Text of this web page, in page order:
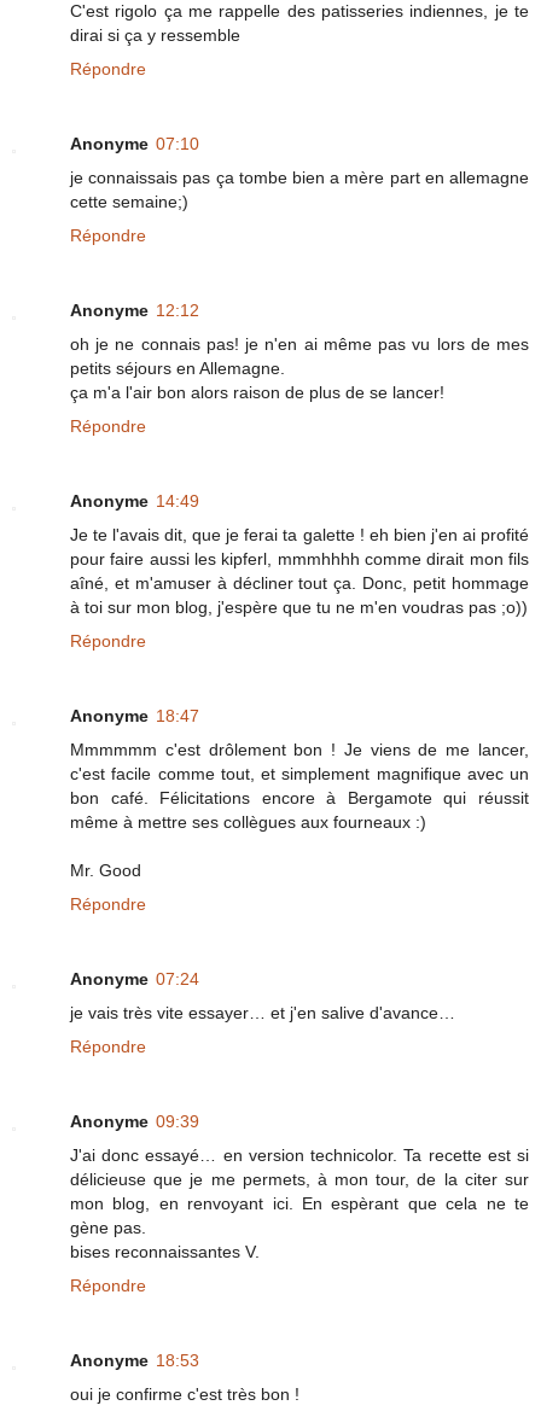
C'est rigolo ça me rappelle des patisseries indiennes, je te
dirai si ça y ressemble
Répondre
Anonyme 07:10
je connaissais pas ça tombe bien a mère part en allemagne
cette semaine;)
Répondre
Anonyme 12:12
oh je ne connais pas! je n'en ai même pas vu lors de mes
petits séjours en Allemagne.
ça m'a l'air bon alors raison de plus de se lancer!
Répondre
Anonyme 14:49
Je te l'avais dit, que je ferai ta galette ! eh bien j'en ai profité
pour faire aussi les kipferl, mmmhhhh comme dirait mon fils
aîné, et m'amuser à décliner tout ça. Donc, petit hommage
à toi sur mon blog, j'espère que tu ne m'en voudras pas ;o))
Répondre
Anonyme 18:47
Mmmmmm c'est drôlement bon ! Je viens de me lancer,
c'est facile comme tout, et simplement magnifique avec un
bon café. Félicitations encore à Bergamote qui réussit
même à mettre ses collègues aux fourneaux :)
Mr. Good
Répondre
Anonyme 07:24
je vais très vite essayer… et j'en salive d'avance…
Répondre
Anonyme 09:39
J'ai donc essayé… en version technicolor. Ta recette est si
délicieuse que je me permets, à mon tour, de la citer sur
mon blog, en renvoyant ici. En espèrant que cela ne te
gène pas.
bises reconnaissantes V.
Répondre
Anonyme 18:53
oui je confirme c'est très bon !